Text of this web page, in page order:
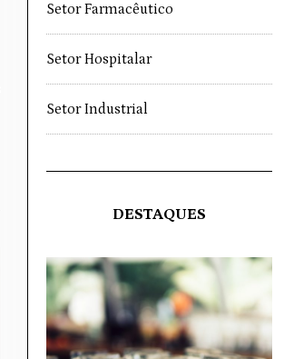
Setor Farmacêutico
Setor Hospitalar
Setor Industrial
DESTAQUES